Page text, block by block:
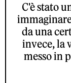
C'è stato
da una
invece, la
messo in